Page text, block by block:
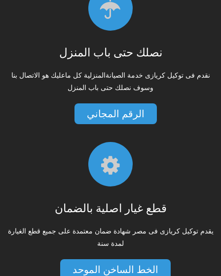
نصلك حتى باب المنزل
نقدم فى توكيل كريازى خدمة الصيانةالمنزلية كل ماعليك هو الاتصال بنا
وسوف نصلك حتى باب المنزل
الرقم المجاني
قطع غيار اصلية بالضمان
يقدم توكيل كريازى فى مصر شهادة ضمان معتمدة على جميع قطع الغيارة
لمدة سنة
الخط الساخن الموحد